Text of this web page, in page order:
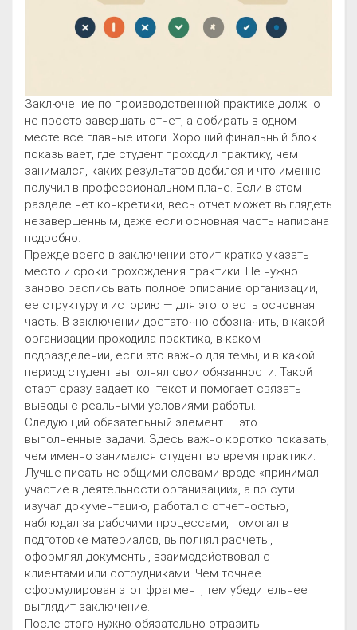
Заключение по производственной практике должно
не просто завершать отчет, а собирать в одном
месте все главные итоги. Хороший финальный блок
показывает, где студент проходил практику, чем
занимался, каких результатов добился и что именно
получил в профессиональном плане. Если в этом
разделе нет конкретики, весь отчет может выглядеть
незавершенным, даже если основная часть написана
подробно.
Прежде всего в заключении стоит кратко указать
место и сроки прохождения практики. Не нужно
заново расписывать полное описание организации,
ее структуру и историю — для этого есть основная
часть. В заключении достаточно обозначить, в какой
организации проходила практика, в каком
подразделении, если это важно для темы, и в какой
период студент выполнял свои обязанности. Такой
старт сразу задает контекст и помогает связать
выводы с реальными условиями работы.
Следующий обязательный элемент — это
выполненные задачи. Здесь важно коротко показать,
чем именно занимался студент во время практики.
Лучше писать не общими словами вроде «принимал
участие в деятельности организации», а по сути:
изучал документацию, работал с отчетностью,
наблюдал за рабочими процессами, помогал в
подготовке материалов, выполнял расчеты,
оформлял документы, взаимодействовал с
клиентами или сотрудниками. Чем точнее
сформулирован этот фрагмент, тем убедительнее
выглядит заключение.
После этого нужно обязательно отразить